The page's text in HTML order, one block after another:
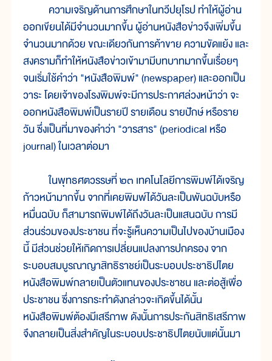
ความเจริญด้านการศึกษาในทวีปยุโรป ทำให้ผู้อ่าน
ออกเขียนได้มีจำนวนมากขึ้น ผู้อ่านหนังสือข่าวจึงเพิ่มขึ้น
จำนวนมากด้วย ขณะเดียวกันการค้าขาย ความขัดแย้ง และ
สงครามก็ทำให้หนังสือข่าวเข้ามามีบทบาทมากขึ้นเรื่อยๆ
จนเริ่มใช้คำว่า "หนังสือพิมพ์" (newspaper) และออกเป็น
วาระ โดยเจ้าของโรงพิมพ์จะมีการประกาศล่วงหน้าว่า จะ
ออกหนังสือพิมพ์เป็นรายปี รายเดือน รายปักษ์ หรือราย
วัน ซึ่งเป็นที่มาของคำว่า "วารสาร" (periodical หรือ
journal) ในเวลาต่อมา
ในพุทธศตวรรษที่ ๒๓ เทคโนโลยีการพิมพ์ได้เจริญ
ก้าวหน้ามากขึ้น จากที่เคยพิมพ์ได้วันละเป็นพันฉบับหรือ
หมื่นฉบับ ก็สามารถพิมพ์ได้ถึงวันละเป็นแสนฉบับ การมี
ส่วนร่วมของประชาชน ที่จะรู้เห็นความเป็นไปของบ้านเมือง
นี้ มีส่วนช่วยให้เกิดการเปลี่ยนแปลงการปกครอง จาก
ระบอบสมบูรณาญาสิทธิราชย์เป็นระบอบประชาธิปไตย
หนังสือพิมพ์กลายเป็นตัวแทนของประชาชน และต่อสู้เพื่อ
ประชาชน ซึ่งการกระทำดังกล่าวจะเกิดขึ้นได้นั้น
หนังสือพิมพ์ต้องมีเสรีภาพ ดังนั้นการประกันสิทธิเสรีภาพ
จึงกลายเป็นสิ่งสำคัญในระบอบประชาธิปไตยนับแต่นั้นมา